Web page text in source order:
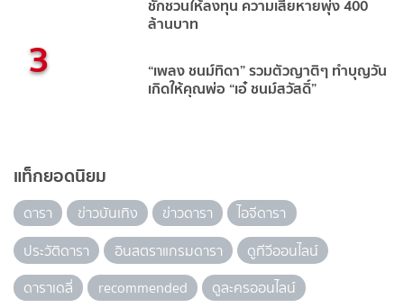
ชักชวนให้ลงทุน ความเสียหายพุ่ง 400
ล้านบาท
3 “เพลง ชนม์ทิดา” รวมตัวญาติๆ ทำบุญวัน
เกิดให้คุณพ่อ “เอ๋ ชนม์สวัสดิ์”
แท็กยอดนิยม
ดารา ข่าวบันเทิง ข่าวดารา
ไอจีดารา
ประวัติดารา
อินสตราแกรมดารา
ดูทีวีออนไลน์
ดาราเดลี่
recommended ดูละครออนไลน์